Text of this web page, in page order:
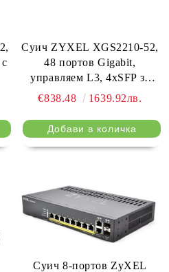
Суич ZYXEL XGS2210-52,
48 портов Gigabit,
управляем L3, 4xSFP за
монтаж в шкаф
€838.48 1639.92лв.
Суич 8-портов ZyXEL